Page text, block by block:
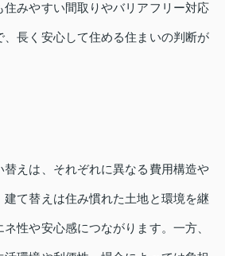
住みやすい間取りやバリアフリー対応
、長く安心して住める住まいの判断が
えは、それぞれに異なる費用構造や
建て替えは住み慣れた土地と環境を継
性や安心感につながります。一方、